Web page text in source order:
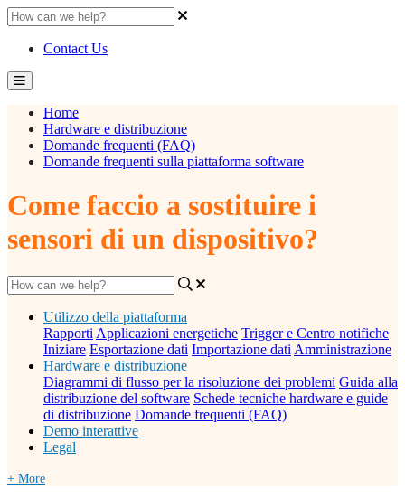
Contact Us
Home
Hardware e distribuzione
Domande frequenti (FAQ)
Domande frequenti sulla piattaforma software
Come faccio a sostituire i
sensori di un dispositivo?
Utilizzo della piattaforma
Rapporti Applicazioni energetiche Trigger e Centro notifiche
Iniziare Esportazione dati Importazione dati Amministrazione
Hardware e distribuzione
Diagrammi di flusso per la risoluzione dei problemi Guida alla
distribuzione del software Schede tecniche hardware e guide
di distribuzione Domande frequenti (FAQ)
Demo interattive
Legal
+ More